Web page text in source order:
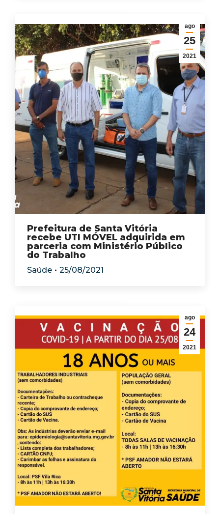
ago
25
2021
Prefeitura de Santa Vitória
recebe UTI MÓVEL adquirida em
parceria com Ministério Público
do Trabalho
Saúde 25/08/2021
ago
24
2021